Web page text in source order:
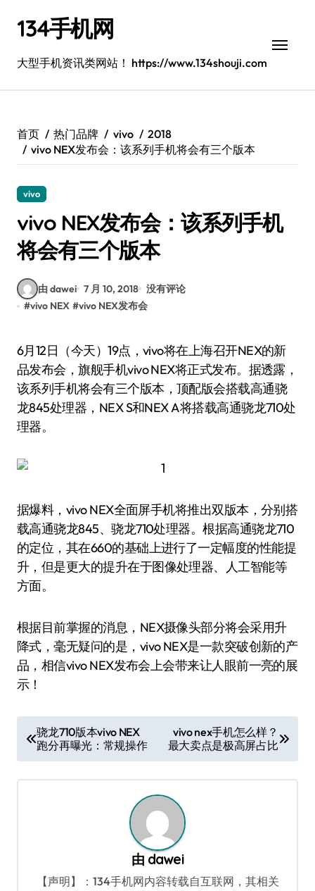
134手机网
大型手机资讯类网站！ https://www.134shouji.com
首页 热门品牌 vivo
2018
vivo NEX发布会：该系列手机将会有三个版本
vivo
vivo NEX发布会：该系列手机
将会有三个版本
由 dawei 7 月 10, 2018 没有评论
#vivo NEX #vivo NEX发布会
6月12日（今天）19点，vivo将在上海召开NEX的新
品发布会，旗舰手机vivo NEX将正式发布。据透露，
该系列手机将会有三个版本，顶配版会搭载高通骁
龙845处理器，NEX S和NEX A将搭载高通骁龙710处
理器。
据爆料，vivo NEX全面屏手机将推出双版本，分别搭
载高通骁龙845、骁龙710处理器。根据高通骁龙710
的定位，其在660的基础上进行了一定幅度的性能提
升，但是更大的提升在于图像处理器、人工智能等
方面。
根据目前掌握的消息，NEX摄像头部分将会采用升
降式，毫无疑问的是，vivo NEX是一款突破创新的产
品，相信vivo NEX发布会上会带来让人眼前一亮的展
示！
章
导
骁龙710版本vivo NEX
跑分再曝光：常规操作
vivo nex手机怎么样？
最大卖点是极高屏占比
由 dawei
【声明】：134手机网内容转载自互联网，其相关